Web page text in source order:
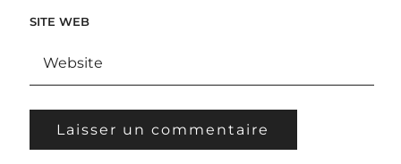
SITE WEB